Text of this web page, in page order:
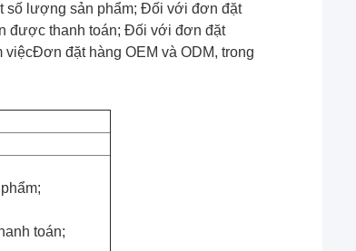
số lượng sản phẩm; Đối với đơn đặt
được thanh toán; Đối với đơn đặt
đặt hàng OEM và ODM, trong
toán;